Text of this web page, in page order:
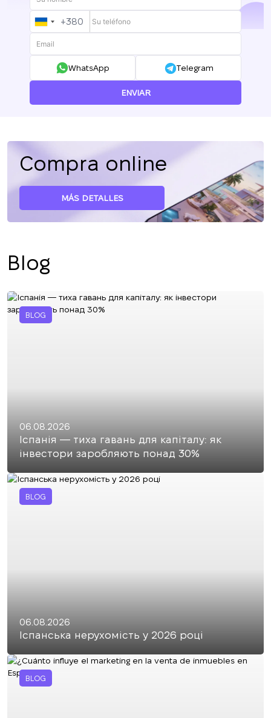
UKRAINE
+380
+380
WhatsApp Telegram
ENVIAR
Compra online
MÁS DETALLES
Blog
BLOG
06.08.2026
Іспанія — тиха гавань для капіталу: як
інвестори заробляють понад 30%
BLOG
06.08.2026
Іспанська нерухомість у 2026 році
BLOG